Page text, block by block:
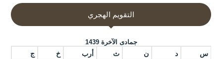
التقويم الهجري
جمادى الآخرة 1439
س د ن ث أرب خ ج